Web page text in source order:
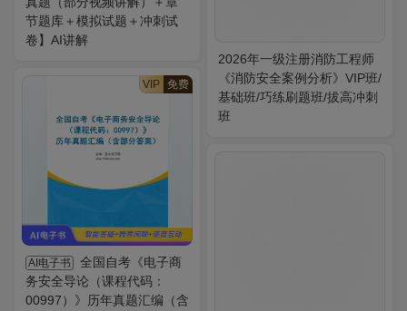
节题库＋模拟试题＋冲刺试
卷】AI讲解
2026年一级注册消防工程师
《消防安全案例分析》VIP班/
基础班/巧练刷题班/拔高冲刺
班
VIP 免费
AI电子书
全国自考《电子商
务安全导论（课程代码：
00997）》历年真题汇编（含